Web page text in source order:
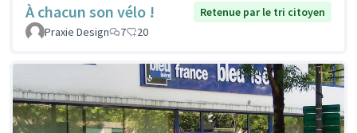
À chacun son vélo !
Retenue par le tri citoyen
Praxie Design
7 20